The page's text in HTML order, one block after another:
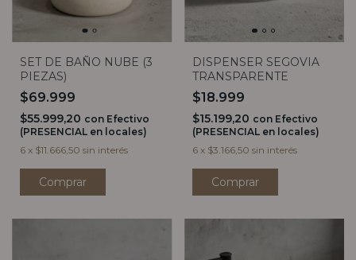
SET DE BAÑO NUBE (3
PIEZAS)
$69.999
$55.999,20 con Efectivo
(PRESENCIAL en locales)
6 x $11.666,50 sin interés
DISPENSER SEGOVIA
TRANSPARENTE
$18.999
$15.199,20 con Efectivo
(PRESENCIAL en locales)
6 x $3.166,50 sin interés